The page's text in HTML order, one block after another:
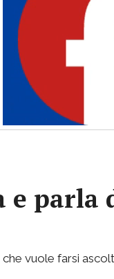
parla
vuole farsi